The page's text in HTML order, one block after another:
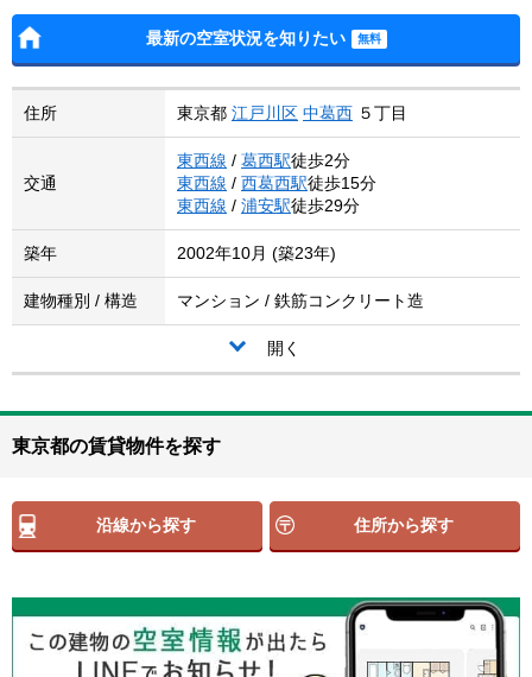
最新の空室状況を知りたい
住所 東京都 江戸川区 中葛西 ５丁目
交通
東西線 / 葛西駅徒歩2分
東西線 / 西葛西駅徒歩15分
東西線 / 浦安駅徒歩29分
築年 2002年10月 (築23年)
建物種別 / 構造 マンション / 鉄筋コンクリート造
開く
東京都の賃貸物件を探す
沿線から探す 住所から探す